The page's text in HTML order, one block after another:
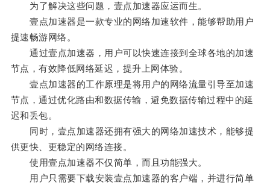
为了解决这些问题，壹点加速器应运而生。
壹点加速器是一款专业的网络加速软件，能够帮助用户
提速畅游网络。
通过壹点加速器，用户可以快速连接到全球各地的加速
节点，有效降低网络延迟，提升上网体验。
壹点加速器的工作原理是将用户的网络流量引导至加速
节点，通过优化路由和数据传输，避免数据传输过程中的延
迟和丢包。
同时，壹点加速器还拥有强大的网络加速技术，能够提
供更快、更稳定的网络连接。
使用壹点加速器不仅简单，而且功能强大。
用户只需要下载安装壹点加速器的客户端，并进行简单